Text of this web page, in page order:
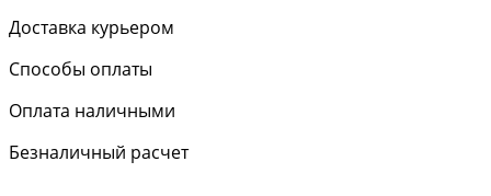
Доставка курьером
Способы оплаты
Оплата наличными
Безналичный расчет